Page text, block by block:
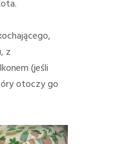
z
(jeśli
otoczy go